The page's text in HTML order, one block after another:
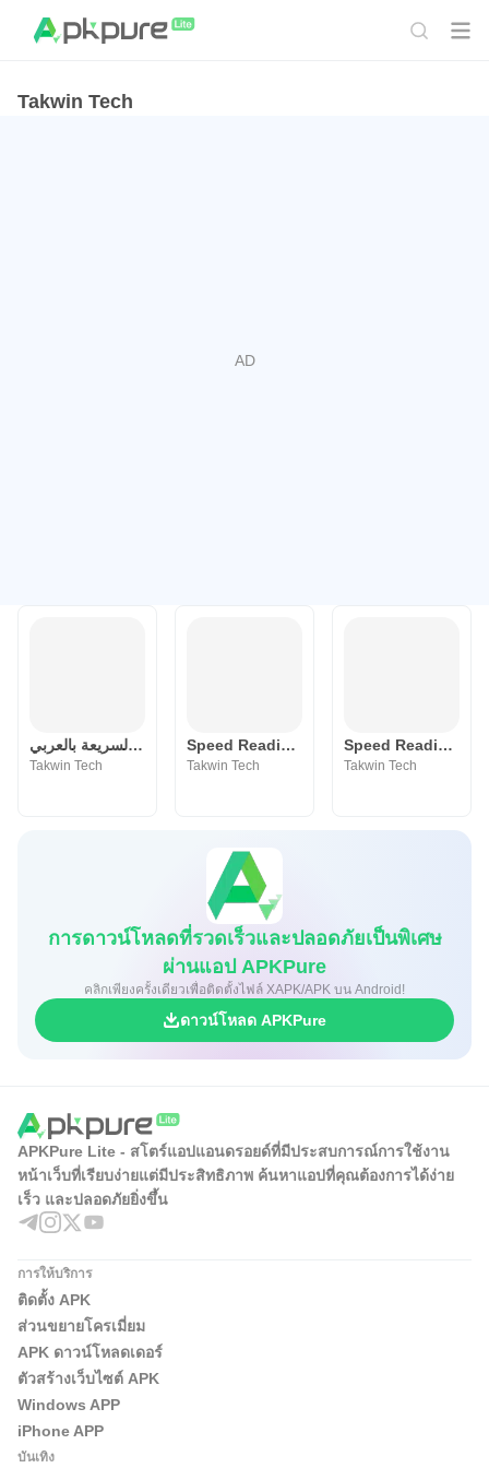
Takwin Tech
القراءة السريعة بالعربي
Takwin Tech
Speed Reading Center
Takwin Tech
Speed Reading Students
Takwin Tech
การดาวน์โหลดที่รวดเร็วและปลอดภัยเป็นพิเศษ
ผ่านแอป APKPure
คลิกเพียงครั้งเดียวเพื่อติดตั้งไฟล์ XAPK/APK บน Android!
ดาวน์โหลด APKPure
APKPure Lite - สโตร์แอปแอนดรอยด์ที่มีประสบการณ์การใช้งาน
หน้าเว็บที่เรียบง่ายแต่มีประสิทธิภาพ ค้นหาแอปที่คุณต้องการได้ง่าย
เร็ว และปลอดภัยยิ่งขึ้น
การให้บริการ
ติดตั้ง APK
ส่วนขยายโครเมี่ยม
APK ดาวน์โหลดเดอร์
ตัวสร้างเว็บไซต์ APK
Windows APP
iPhone APP
บันเทิง